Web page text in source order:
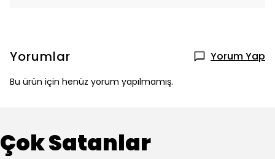
Yorumlar Yorum Yap
Bu ürün için henüz yorum yapılmamış.
Çok Satanlar